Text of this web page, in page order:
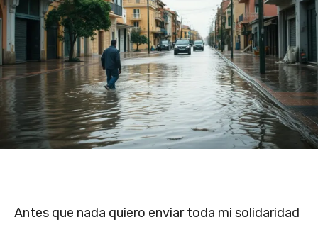
Antes que nada quiero enviar toda mi solidaridad